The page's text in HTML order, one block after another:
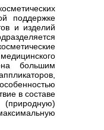
поддержке
и изделий
большим
в составе